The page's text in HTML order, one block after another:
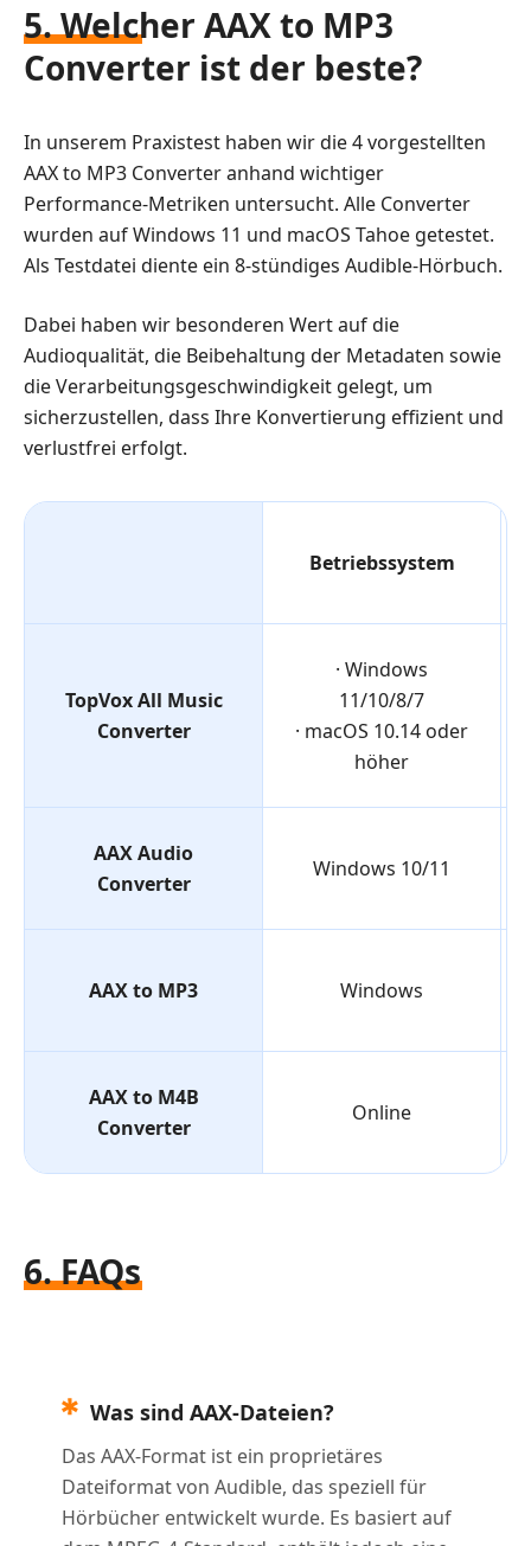
5. Welcher AAX to MP3
Converter ist der beste?
In unserem Praxistest haben wir die 4 vorgestellten
AAX to MP3 Converter anhand wichtiger
Performance-Metriken untersucht. Alle Converter
wurden auf Windows 11 und macOS Tahoe getestet.
Als Testdatei diente ein 8-stündiges Audible-Hörbuch.
Dabei haben wir besonderen Wert auf die
Audioqualität, die Beibehaltung der Metadaten sowie
die Verarbeitungsgeschwindigkeit gelegt, um
sicherzustellen, dass Ihre Konvertierung effizient und
verlustfrei erfolgt.
Betriebssystem
TopVox All Music
Converter
· Windows
11/10/8/7
· macOS 10.14 oder
höher
AAX Audio
Converter
Windows 10/11
AAX to MP3 Windows
AAX to M4B
Converter
Online
6. FAQs
Was sind AAX-Dateien?
Das AAX-Format ist ein proprietäres
Dateiformat von Audible, das speziell für
Hörbücher entwickelt wurde. Es basiert auf